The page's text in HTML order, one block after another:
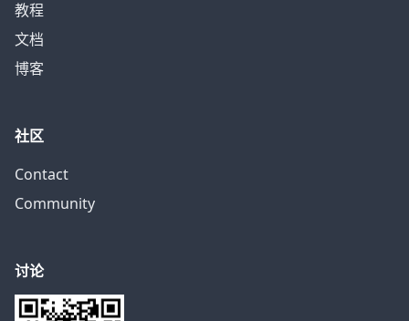
教程
文档
博客
社区
Contact
Community
讨论